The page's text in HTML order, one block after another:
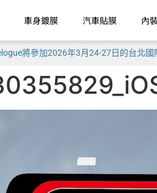
車身鍍膜 汽車貼膜 內
將參加2026年3月24-27日的台北